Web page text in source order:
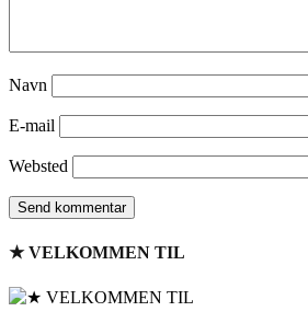
Navn
E-mail
Websted
★ VELKOMMEN TIL